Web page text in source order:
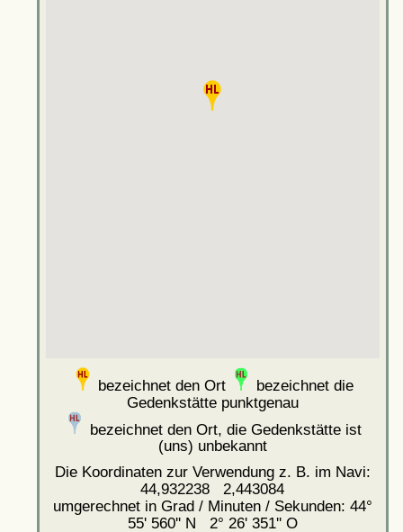
bezeichnet den Ort
bezeichnet die
Gedenkstätte punktgenau
bezeichnet den Ort, die Gedenkstätte ist
(uns) unbekannt
Die Koordinaten zur Verwendung z. B. im Navi:
44,932238 2,443084
umgerechnet in Grad / Minuten / Sekunden: 44°
55' 560'' N 2° 26' 351'' O